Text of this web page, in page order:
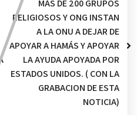
MÁS DE 200 GRUPOS
RELIGIOSOS Y ONG INSTAN
A LA ONU A DEJAR DE
APOYAR A HAMÁS Y APOYAR
LA AYUDA APOYADA POR
ESTADOS UNIDOS. ( CON LA
GRABACION DE ESTA
NOTICIA)